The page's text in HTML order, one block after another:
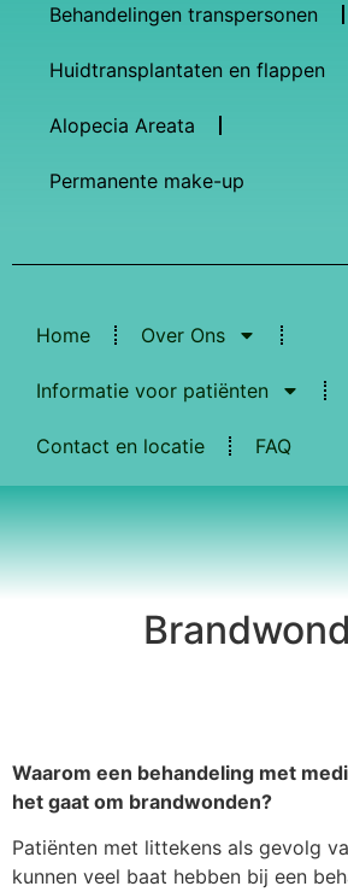
Behandelingen transpersonen
Huidtransplantaten en flappen
Alopecia Areata
Permanente make-up
Home Over Ons
Informatie voor patiënten
Contact en locatie FAQ
Waarom een behandeling met
het gaat om brandwonden?
Patiënten met littekens als gevolg
kunnen veel baat hebben bij een